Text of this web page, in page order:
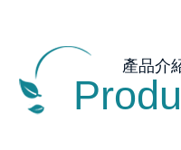
產品介